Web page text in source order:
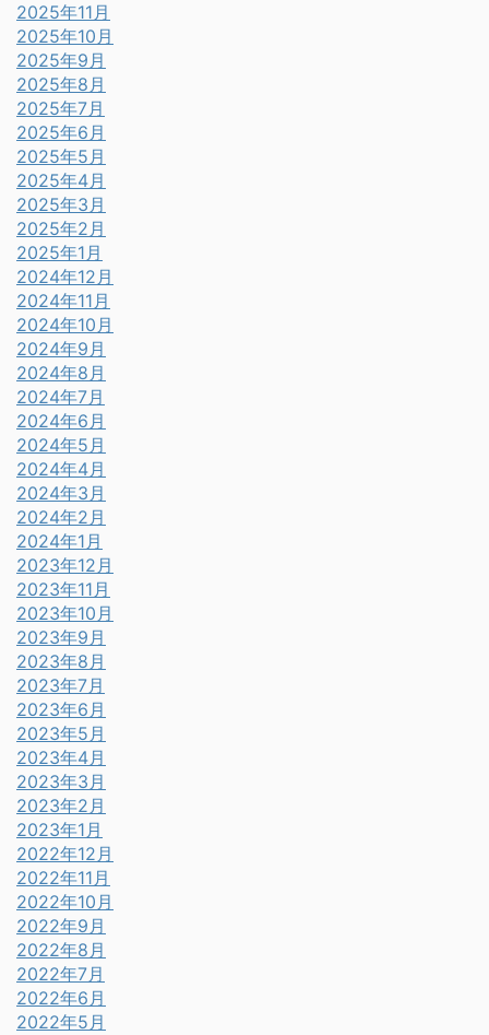
2025年11月
2025年10月
2025年9月
2025年8月
2025年7月
2025年6月
2025年5月
2025年4月
2025年3月
2025年2月
2025年1月
2024年12月
2024年11月
2024年10月
2024年9月
2024年8月
2024年7月
2024年6月
2024年5月
2024年4月
2024年3月
2024年2月
2024年1月
2023年12月
2023年11月
2023年10月
2023年9月
2023年8月
2023年7月
2023年6月
2023年5月
2023年4月
2023年3月
2023年2月
2023年1月
2022年12月
2022年11月
2022年10月
2022年9月
2022年8月
2022年7月
2022年6月
2022年5月